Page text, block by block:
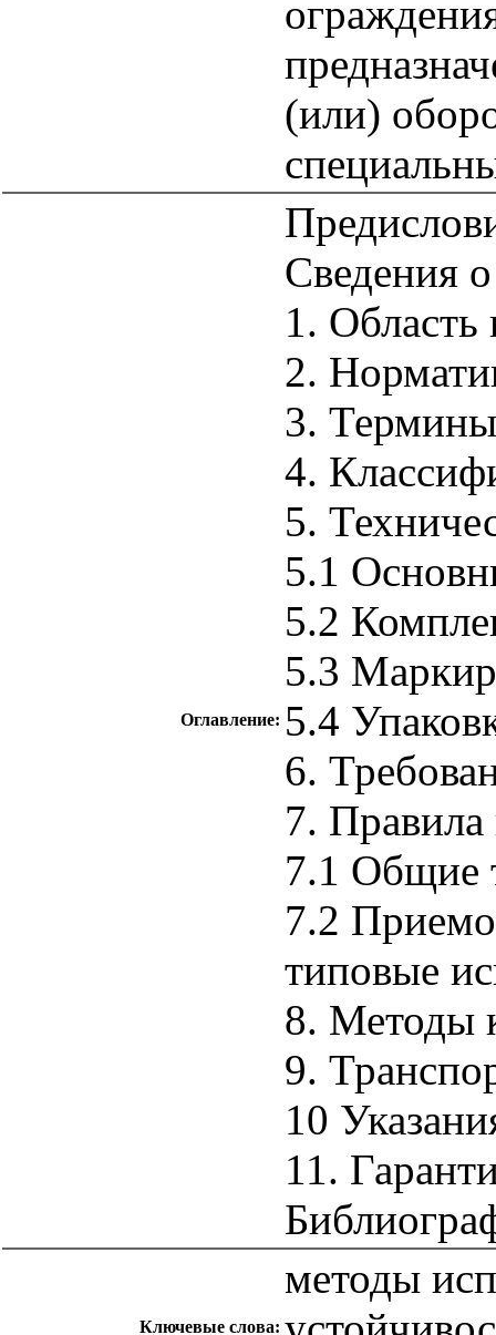
(или)
Оглавление:
Сведения
1.
2.
3.
4.
5.
5.1
5.2
5.3
5.4
6.
7.
7.1 Общие
7.2
типовые
8. Методы
9.
10
11.
Ключевые слова:
методы